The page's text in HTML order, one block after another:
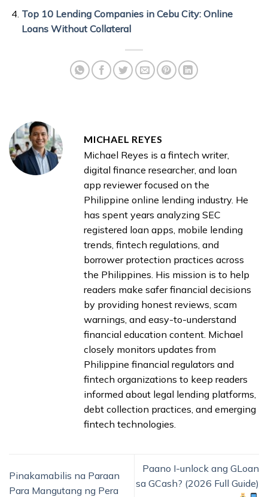
Top 10 Lending Companies in Cebu City: Online
Loans Without Collateral
MICHAEL REYES
Michael Reyes is a fintech writer,
digital finance researcher, and loan
app reviewer focused on the
Philippine online lending industry. He
has spent years analyzing SEC
registered loan apps, mobile lending
trends, fintech regulations, and
borrower protection practices across
the Philippines. His mission is to help
readers make safer financial decisions
by providing honest reviews, scam
warnings, and easy-to-understand
financial education content. Michael
closely monitors updates from
Philippine financial regulators and
fintech organizations to keep readers
informed about legal lending platforms,
debt collection practices, and emerging
fintech technologies.
Pinakamabilis na Paraan
Para Mangutang ng Pera
Paano I-unlock ang GLoan
sa GCash? (2026 Full Guide)